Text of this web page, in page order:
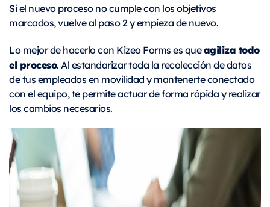
Si el nuevo proceso no cumple con los objetivos
marcados, vuelve al paso 2 y empieza de nuevo.
Lo mejor de hacerlo con Kizeo Forms es queagiliza todo
el proceso. Al estandarizar toda la recolección de datos
de tus empleados en movilidad y mantenerte conectado
con el equipo, te permite actuar de forma rápida y realizar
los cambios necesarios.